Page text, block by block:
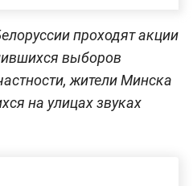
проходят акции
выборов
жители Минска
на улицах звуках